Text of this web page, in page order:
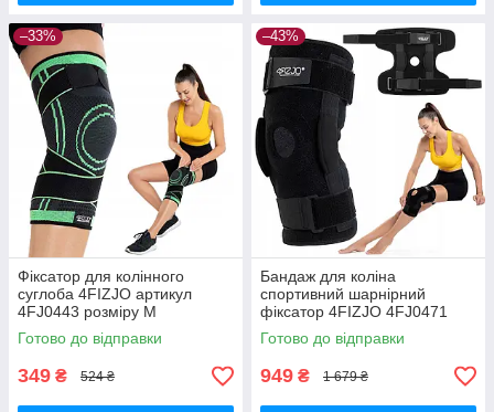
–33%
Фіксатор для колінного
суглоба 4FIZJO артикул
4FJ0443 розміру M
GoodPlace -worry-free-
shopping-
Готово до відправки
349 ₴ 524 ₴
–43%
Бандаж для коліна
спортивний шарнірний
фіксатор 4FIZJO 4FJ0471
розмір S одна штука
GoodPlace -worry-free-
Готово до відправки
949 ₴ 1 679 ₴